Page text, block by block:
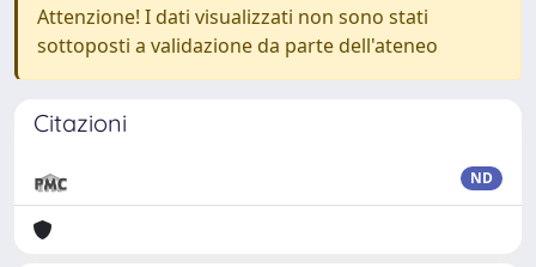
Attenzione! I dati visualizzati non sono stati
sottoposti a validazione da parte dell'ateneo
Citazioni
ND